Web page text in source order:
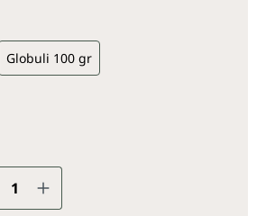
Globuli 100 gr
Anzahl: Gib den